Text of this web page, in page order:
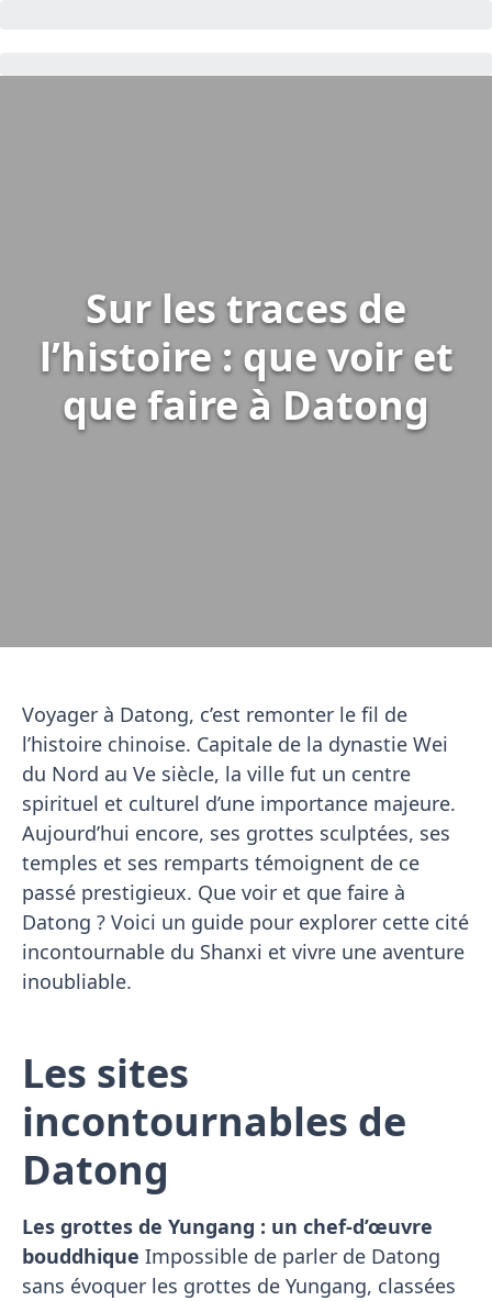
Sur les traces de
l’histoire : que voir et
que faire à Datong
Voyager à Datong, c’est remonter le fil de
l’histoire chinoise. Capitale de la dynastie Wei
du Nord au Ve siècle, la ville fut un centre
spirituel et culturel d’une importance majeure.
Aujourd’hui encore, ses grottes sculptées, ses
temples et ses remparts témoignent de ce
passé prestigieux. Que voir et que faire à
Datong ? Voici un guide pour explorer cette cité
incontournable du Shanxi et vivre une aventure
inoubliable.
Les sites
incontournables de
Datong
Les grottes de Yungang : un chef-d’œuvre
bouddhique Impossible de parler de Datong
sans évoquer les grottes de Yungang, classées